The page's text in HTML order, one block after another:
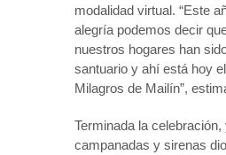
modalidad virtual. “Este
alegría podemos decir
nuestros hogares han
santuario y ahí está hoy
Milagros de Mailín”,
Terminada la
campanadas y sirenas